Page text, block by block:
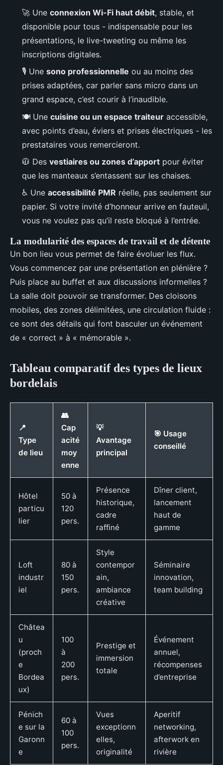
🚀 Une connexion Wi-Fi haut débit, stable, et
disponible pour tous - indispensable pour les
présentations, le live-tweeting ou même les
inscriptions digitales.
🎙️ Une sono professionnelle ou au moins des
prises adaptées, car parler sans micro dans un
grand espace, c’est courir à l’inaudible.
🍽️ Une cuisine ou un espace traiteur accessible,
avec points d’eau, éviers et prises électriques - les
prestataires vous remercieront.
🧥 Des vestiaires ou zones d’apport pour éviter
que les manteaux s’entassent sur les chaises.
♿ Une accessibilité PMR réelle, pas seulement sur
papier. Si votre invité d’honneur arrive en fauteuil,
vous ne voulez pas qu’il reste bloqué à l’entrée.
La modularité des espaces de travail et de détente
Un bon lieu vous permet de faire évoluer les flux.
Vous commencez par une présentation en plénière ?
Puis place au buffet et aux discussions informelles ?
La salle doit pouvoir se transformer. Des cloisons
mobiles, des zones délimitées, une circulation fluide :
ce sont des détails qui font basculer un événement
de « correct » à « mémorable ».
Tableau comparatif des types de lieux
bordelais
📍
Type
de lieu
👥
Cap
acité
moy
enne
💡
Avantage
principal
🎯 Usage
conseillé
Hôtel
particu
lier
50 à
120
pers.
Présence
historique,
cadre
raffiné
Dîner client,
lancement
haut de
gamme
Loft
industr
iel
80 à
150
pers.
Style
contempor
ain,
ambiance
créative
Séminaire
innovation,
team building
Châtea
u
(proch
e
Bordea
ux)
100
à
200
pers.
Prestige et
immersion
totale
Événement
annuel,
récompenses
d’entreprise
Pénich
e sur la
Garonn
e
60 à
100
pers.
Vues
exceptionn
elles,
originalité
Aperitif
networking,
afterwork en
rivière